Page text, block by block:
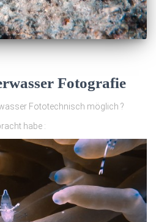
Fotografie
Fototechnisch möglich ?
habe :